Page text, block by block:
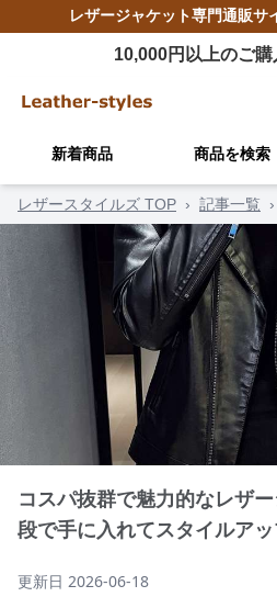
レザージャケット専門通販サ
10,000円以上のご
新着商品 商品を検索
レザースタイルズ TOP › 記事一覧 ›
コスパ抜群で魅力的なレザ
段で手に入れてスタイルア
更新日 2026-06-18